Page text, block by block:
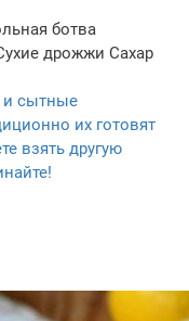
ботва
дрожжи Сахар
и сытные
их готовят
взять другую